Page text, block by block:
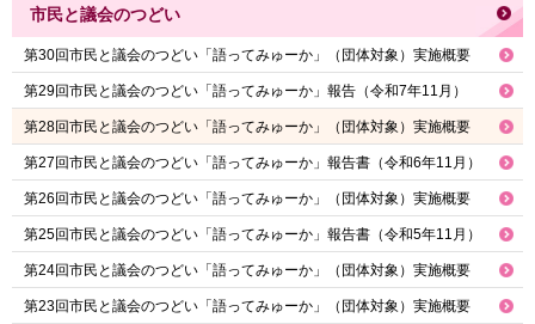
市民と議会のつどい
第30回市民と議会のつどい「語ってみゅーか」（団体対象）実施概要
第29回市民と議会のつどい「語ってみゅーか」報告（令和7年11月）
第28回市民と議会のつどい「語ってみゅーか」（団体対象）実施概要
第27回市民と議会のつどい「語ってみゅーか」報告書（令和6年11月）
第26回市民と議会のつどい「語ってみゅーか」（団体対象）実施概要
第25回市民と議会のつどい「語ってみゅーか」報告書（令和5年11月）
第24回市民と議会のつどい「語ってみゅーか」（団体対象）実施概要
第23回市民と議会のつどい「語ってみゅーか」（団体対象）実施概要